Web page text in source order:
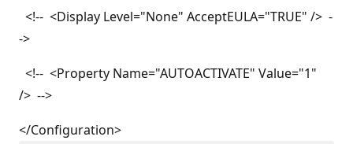
<!-- <Display Level="None" AcceptEULA="TRUE" /> -
->
<!-- <Property Name="AUTOACTIVATE" Value="1"
/> -->
</Configuration>